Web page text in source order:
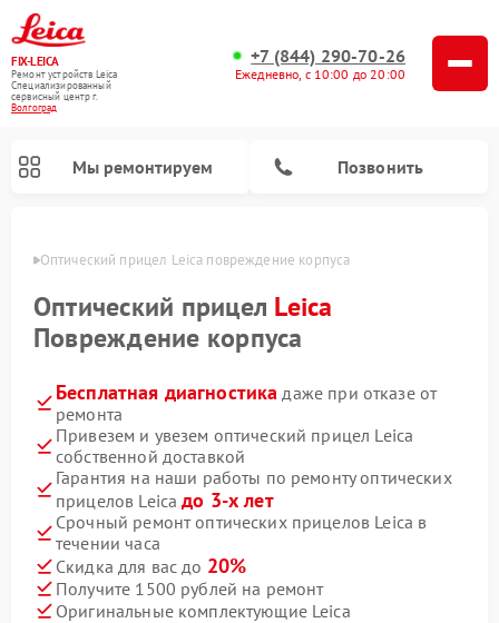
FIX-LEICA
Ремонт устройств Leica
Специализированный
cервисный центр г.
Волгоград
+7 (844) 290-70-26
Ежедневно, с 10:00 до 20:00
Мы ремонтируем Позвонить
Оптический прицел Leica повреждение корпуса
Оптический прицел Leica
Повреждение корпуса
Бесплатная диагностика даже при отказе от
ремонта
Привезем и увезем оптический прицел Leica
собственной доставкой
Гарантия на наши работы по ремонту оптических
прицелов Leicaдо 3-х лет
Срочный ремонт оптических прицелов Leica в
течении часа
Скидка для вас до 20%
Получите 1500 рублей на ремонт
Оригинальные комплектующие Leica